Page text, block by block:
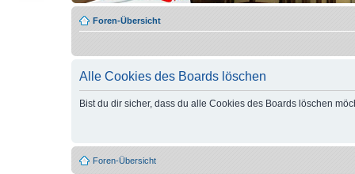
Foren-Übersicht
Alle Cookies des Boards löschen
Bist du dir sicher, dass du alle Cookies des Boards löschen
Foren-Übersicht